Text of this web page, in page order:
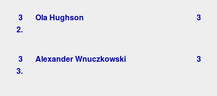
3
2.
Ola Hughson 3
3
3.
Alexander Wnuczkowski 3